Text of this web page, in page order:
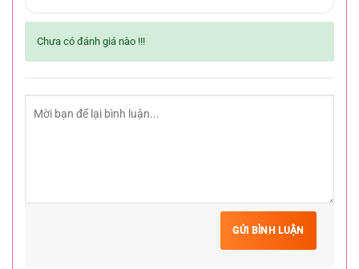
Chưa có đánh giá nào !!!
GỬI BÌNH LUẬN